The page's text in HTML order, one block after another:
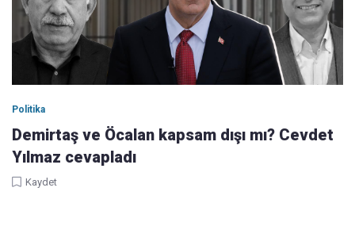
Politika
Demirtaş ve Öcalan kapsam dışı mı? Cevdet
Yılmaz cevapladı
Kaydet